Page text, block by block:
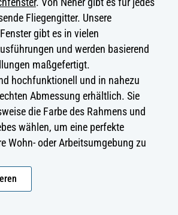
Fliegengitter. Unsere
gibt es in vielen
und werden basierend
maßgefertigt.
hochfunktionell und in nahezu
Abmessung erhältlich. Sie
die Farbe des Rahmens und
wählen, um eine perfekte
Wohn- oder Arbeitsumgebung zu